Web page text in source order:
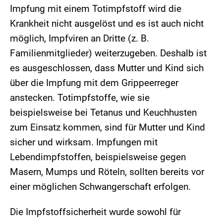
Impfung mit einem Totimpfstoff wird die
Krankheit nicht ausgelöst und es ist auch nicht
möglich, Impfviren an Dritte (z. B.
Familienmitglieder) weiterzugeben. Deshalb ist
es ausgeschlossen, dass Mutter und Kind sich
über die Impfung mit dem Grippeerreger
anstecken. Totimpfstoffe, wie sie
beispielsweise bei Tetanus und Keuchhusten
zum Einsatz kommen, sind für Mutter und Kind
sicher und wirksam. Impfungen mit
Lebendimpfstoffen, beispielsweise gegen
Masern, Mumps und Röteln, sollten bereits vor
einer möglichen Schwangerschaft erfolgen.
Die Impfstoffsicherheit wurde sowohl für